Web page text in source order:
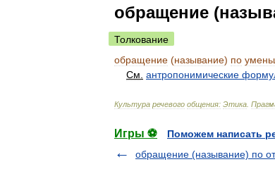
обращение
Толкование
обращение (называние) по
См антропонимические
Культура речевого общения: Этика
Игры ⚽
Поможем написать
обращение (называние) по